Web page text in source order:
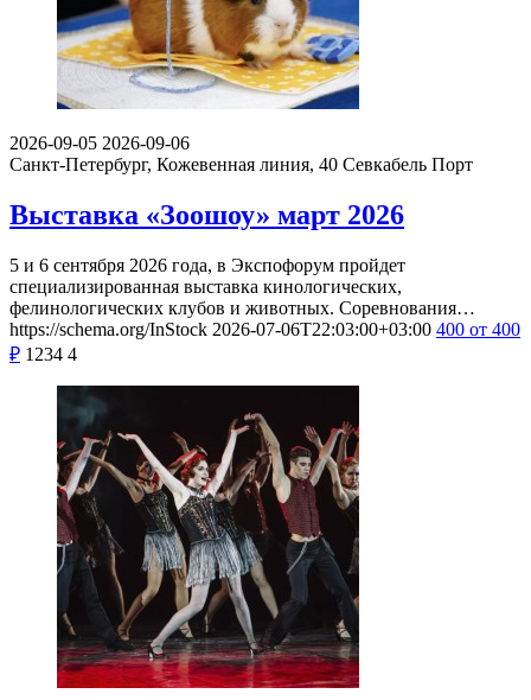
2026-09-05 2026-09-06
Санкт-Петербург, Кожевенная линия, 40 Севкабель Порт
Выставка «Зоошоу» март 2026
5 и 6 сентября 2026 года, в Экспофорум пройдет
специализированная выставка кинологических,
фелинологических клубов и животных. Соревнования…
https://schema.org/InStock 2026-07-06T22:03:00+03:00 400 от 400
₽ 1234 4